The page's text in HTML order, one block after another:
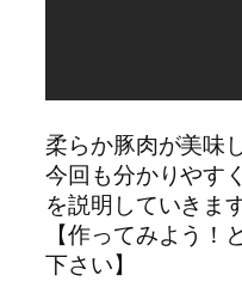
柔らか豚肉が美味
今回も分かりやす
を説明していきま
【作ってみよう！
下さい】